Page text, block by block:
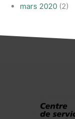
mars 2020 (2)